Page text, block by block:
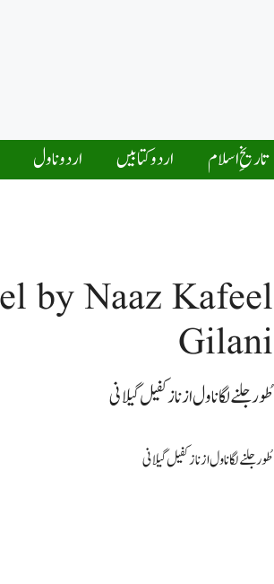
تاریخِ اسلام اردو کتابیں اردو ناول
by Naaz Kafeel
Gilani
طُور جلنے لگا ناول از ناز کفیل گیلانی
طُور جلنے لگا ناول از ناز کفیل گیلانی